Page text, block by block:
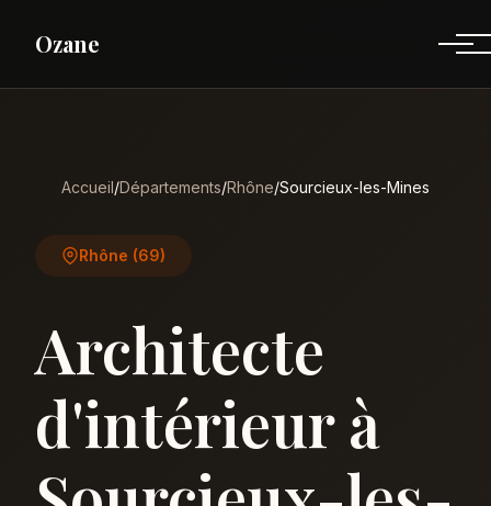
Ozane
Accueil/Départements/Rhône/Sourcieux-les-Mines
Rhône (69)
Architecte
d'intérieur à